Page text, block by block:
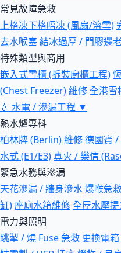
常見故障急救
上格凍下格唔凍 (風扇/溶雪)
去水喉塞結冰過厚 / 門膠邊
特殊類型與商用
嵌入式雪櫃 (拆裝廚櫃工程)
(Chest Freezer) 維修全港雪
💧 水電 / 滲漏工程 ▼
熱水爐專科
柏林牌 (Berlin) 維修德國寶 /
水式 (E1/E3) 真火 / 樂信
緊急水務與滲漏
天花滲漏 / 牆身滲水爆喉急
缸) 座廁水箱維修全屋水壓
電力與照明
跳掣 / 燒 Fuse 急救 更換電